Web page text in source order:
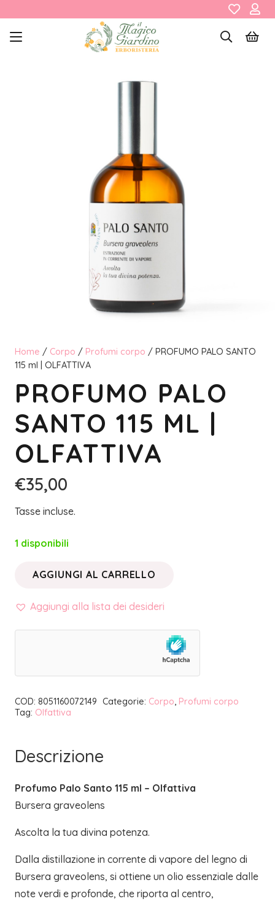
Home / Corpo / Profumi corpo / PROFUMO PALO SANTO
115 ml | OLFATTIVA
PROFUMO PALO
SANTO 115 ML |
OLFATTIVA
€35,00
Tasse incluse.
1 disponibili
PALO
115
quantità
AGGIUNGI AL CARRELLO
Aggiungi alla lista dei desideri
COD: 8051160072149 Categorie: Corpo, Profumi corpo
Tag: Olfattiva
Descrizione
Profumo Palo Santo 115 ml – Olfattiva
Bursera graveolens
Ascolta la tua divina potenza.
Dalla distillazione in corrente di vapore del legno di
Bursera graveolens, si ottiene un olio essenziale dalle
note verdi e profonde, che riporta al centro,